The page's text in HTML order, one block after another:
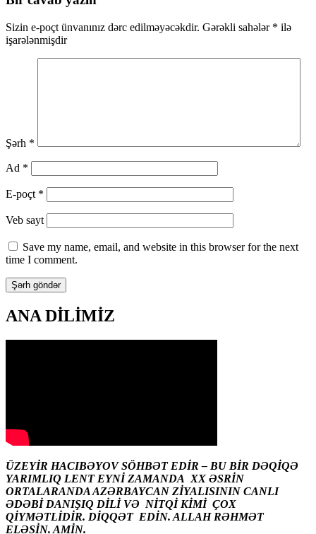
Sizin e-poçt ünvanınız dərc edilməyəcəkdir. Gərəkli sahələr * ilə
işarələnmişdir
Şərh *
Ad *
E-poçt *
Veb sayt
Save my name, email, and website in this browser for the next
time I comment.
ANA DİLİMİZ
ÜZEYİR HACIBƏYOV SÖHBƏT EDİR – BU BİR DƏQİQƏ
YARIMLIQ LENT EYNİ ZAMANDA XX ƏSRİN
ORTALARANDA AZƏRBAYCAN ZİYALISININ CANLI
ƏDƏBİ DANIŞIQ DİLİ VƏ NİTQİ KİMİ ÇOX
QİYMƏTLİDİR. DİQQƏT EDİN. ALLAH RƏHMƏT
ELƏSİN. AMİN.